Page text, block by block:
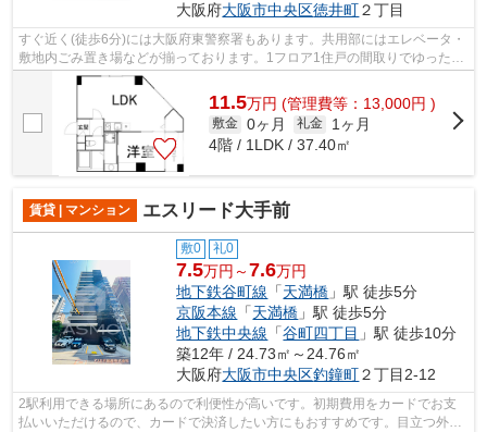
大阪府大阪市中央区徳井町２丁目
すぐ近く(徒歩6分)には大阪府東警察署もあります。共用部にはエレベータ・
敷地内ごみ置き場などが揃っております。1フロア1住戸の間取りでゆったり
とした造り。2駅利用可能な物件で移...
11.5万円 (管理費等：13,000円 )
敷金 0ヶ月 礼金
1ヶ月
4階 / 1LDK / 37.40㎡
賃貸 | マンション エスリード大手前
敷0 礼0
7.5万円～7.6万円
地下鉄谷町線 「天満橋 」駅 徒歩5分
京阪本線 「天満橋 」駅 徒歩5分
地下鉄中央線 「谷町四丁目 」駅 徒歩10分
築12年 / 24.73㎡～24.76㎡
大阪府大阪市中央区釣鐘町２丁目2-12
2駅利用できる場所にあるので利便性が高いです。初期費用をカードでお支
払いいただけるので、カードで決済したい方にもおすすめです。目立つ外観